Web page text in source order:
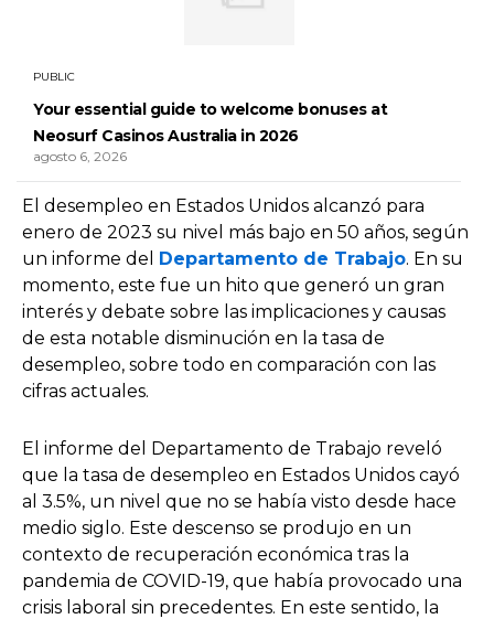
El desempleo en Estados Unidos alcanzó para
enero de 2023 su nivel más bajo en 50 años, según
un informe del Departamento de Trabajo. En su
momento, este fue un hito que generó un gran
interés y debate sobre las implicaciones y causas
de esta notable disminución en la tasa de
desempleo, sobre todo en comparación con las
cifras actuales.
El informe del Departamento de Trabajo reveló
que la tasa de desempleo en Estados Unidos cayó
al 3.5%, un nivel que no se había visto desde hace
medio siglo. Este descenso se produjo en un
contexto de recuperación económica tras la
pandemia de COVID-19, que había provocado una
crisis laboral sin precedentes. En este sentido, la
PUBLIC
Your essential guide to welcome bonuses at
Neosurf Casinos Australia in 2026
agosto 6, 2026